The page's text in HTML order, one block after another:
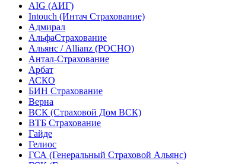
AIG (АИГ)
Intouch (Интач Страхование)
Адмирал
АльфаСтрахование
Альянс / Allianz (РОСНО)
Антал-Страхование
Арбат
АСКО
БИН Страхование
Верна
ВСК (Страховой Дом ВСК)
ВТБ Страхование
Гайде
Гелиос
ГСА (Генеральный Страховой Альянс)